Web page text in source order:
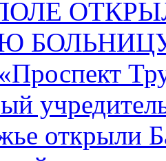
открыли